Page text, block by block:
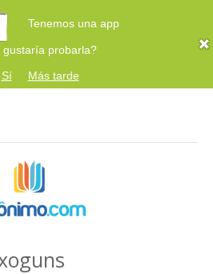
Tenemos una app
probarla?
Sí
Más tarde